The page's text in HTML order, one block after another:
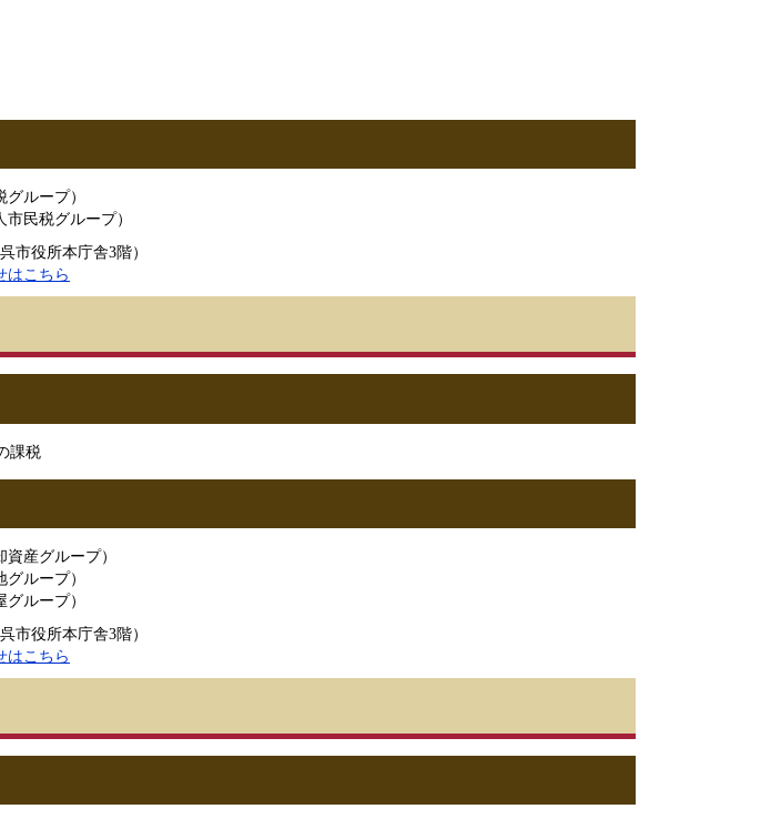
グループ）
市民税グループ）
市役所本庁舎3階）
はこちら
課税
資産グループ）
グループ）
グループ）
市役所本庁舎3階）
はこちら